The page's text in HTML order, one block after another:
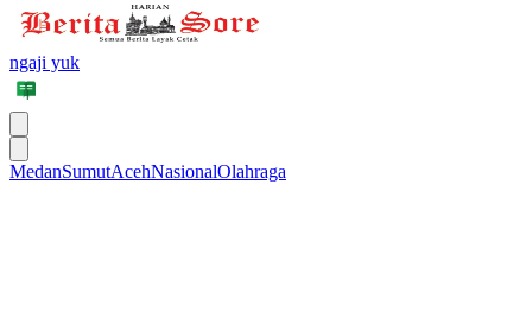
ngaji yuk
MedanSumutAcehNasionalOlahraga